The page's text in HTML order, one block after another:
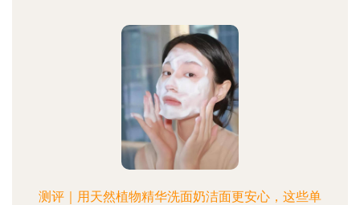
测评｜用天然植物精华洗面奶洁面更安心，这些单